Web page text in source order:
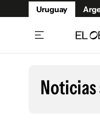
Uruguay
Beneficios